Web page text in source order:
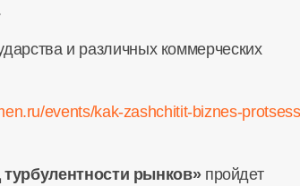
и различных коммерческих
events/kak-zashchitit-biznes-
рынков»пройдет